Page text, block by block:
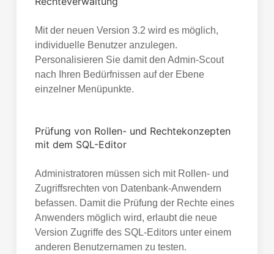
Mit der neuen Version 3.2 wird es möglich,
individuelle Benutzer anzulegen.
Personalisieren Sie damit den Admin-Scout
nach Ihren Bedürfnissen auf der Ebene
einzelner Menüpunkte.
Prüfung von Rollen- und Rechtekonzepten
mit dem SQL-Editor
Administratoren müssen sich mit Rollen- und
Zugriffsrechten von Datenbank-Anwendern
befassen. Damit die Prüfung der Rechte eines
Anwenders möglich wird, erlaubt die neue
Version Zugriffe des SQL-Editors unter einem
anderen Benutzernamen zu testen.